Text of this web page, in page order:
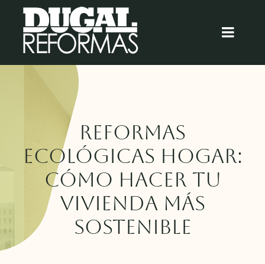
Saltar
contenido
Inicio
Quiénes somos
Reformas
ecológicas hogar:
cómo hacer tu
vivienda más
sostenible